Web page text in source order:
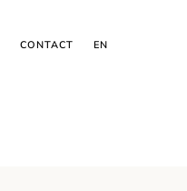
CONTACT EN